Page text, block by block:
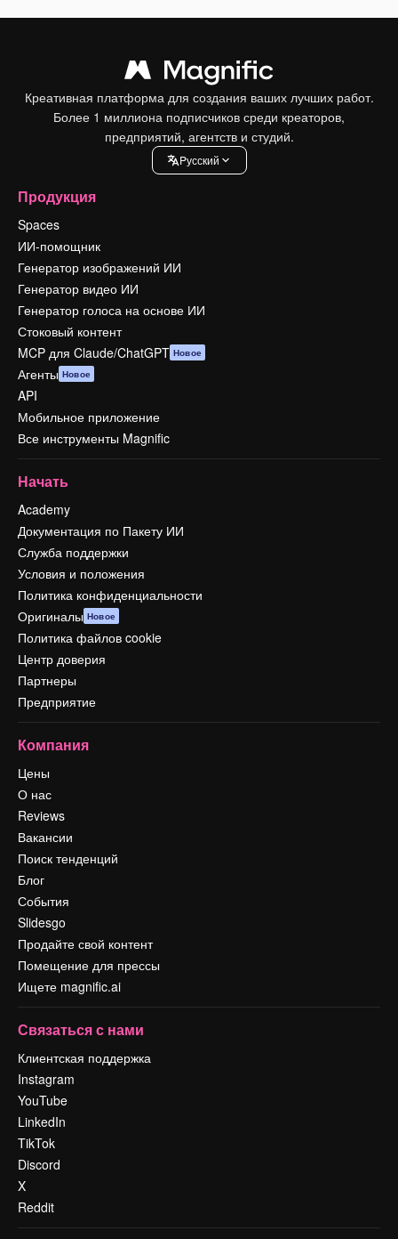
Креативная платформа для создания ваших лучших работ.
Более 1 миллиона подписчиков среди креаторов,
предприятий, агентств и студий.
Pусский
Продукция
Spaces
ИИ-помощник
Генератор изображений ИИ
Генератор видео ИИ
Генератор голоса на основе ИИ
Стоковый контент
MCP для Claude/ChatGPT Новое
Агенты Новое
API
Мобильное приложение
Все инструменты Magnific
Начать
Academy
Документация по Пакету ИИ
Служба поддержки
Условия и положения
Политика конфиденциальности
Оригиналы Новое
Политика файлов cookie
Центр доверия
Партнеры
Предприятие
Компания
Цены
О нас
Reviews
Вакансии
Поиск тенденций
Блог
События
Slidesgo
Продайте свой контент
Помещение для прессы
Ищете magnific.ai
Связаться с нами
Клиентская поддержка
Instagram
YouTube
LinkedIn
TikTok
Discord
X
Reddit